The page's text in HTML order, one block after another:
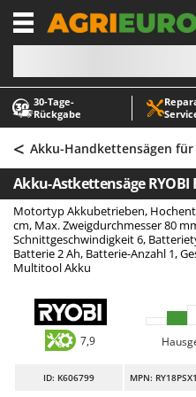
30‑Tage-
Rückgabe
-1
A
Abbeermaschinen -
Abfüllgeräte
Akku Gartenscheren
Akku Gras- und
Akku-Stichsägen
Allzwecktransporter -
Alu-Teleskopleitern
Anbaubagger
Arbeitsschutzkleidung
Astkettensägen -
A
ABAC
AgriEuro Premium
AgriEuro TOP-LINE
AGT
Aima
Airmec
AL-KO
ALA 2000
Alce
Ama
< Akku-Handkettensägen
Akku-Astkettensäge RYOBI
Motortyp Akkubetrieben,
cm, Max. Zweigdurchmesser 80
Schnittgeschwindigkeit 6,
Batterie 2 Ah, Batterie-Anzahl 1,
Multitool Akku
7,9
ID: K606799 MPN: